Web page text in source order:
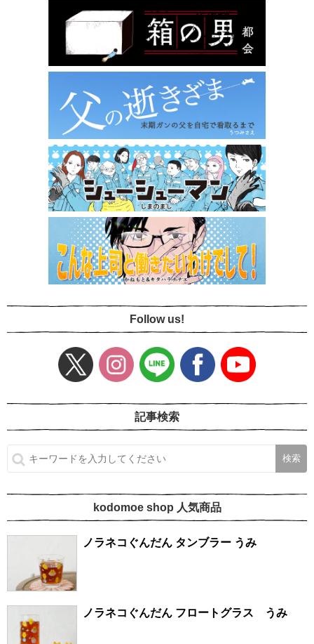
Follow us!
記事検索
kodomoe shop 人気商品
ノラネコぐんだん タンブラー うみ
ノラネコぐんだん フロートグラス うみ